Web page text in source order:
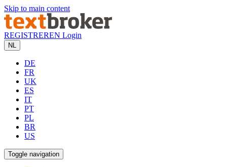
Skip to main content
REGISTREREN Login
NL
DE
FR
UK
ES
IT
PT
PL
BR
US
Toggle navigation